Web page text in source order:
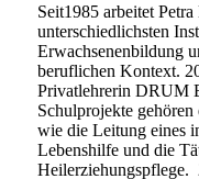
Seit1985 arbeitet
unterschiedlichsten
Erwachsenenbildung
beruflichen Kontext.
Privatlehrerin DRUM
Schulprojekte
wie die Leitung eines
Lebenshilfe und die
Heilerziehungspflege.